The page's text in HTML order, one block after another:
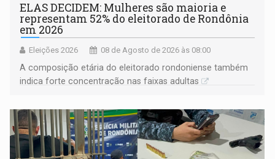
ELAS DECIDEM: Mulheres são maioria e
representam 52% do eleitorado de Rondônia
em 2026
Eleições 2026 08 de Agosto de 2026 às 08:00
A composição etária do eleitorado rondoniense também
indica forte concentração nas faixas adultas